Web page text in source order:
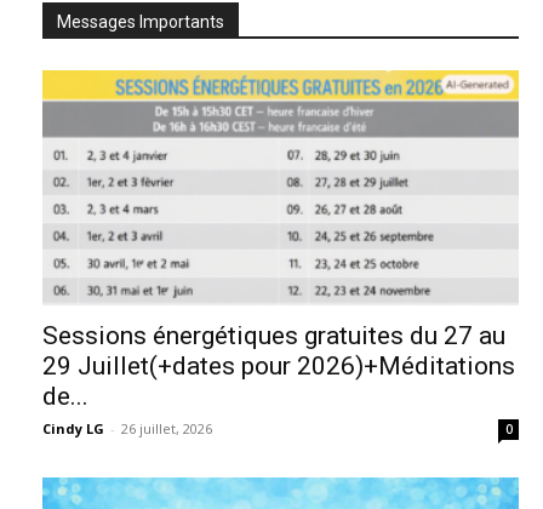
Messages Importants
Sessions énergétiques gratuites du 27 au
29 Juillet(+dates pour 2026)+Méditations
de...
Cindy LG - 26 juillet, 2026 0